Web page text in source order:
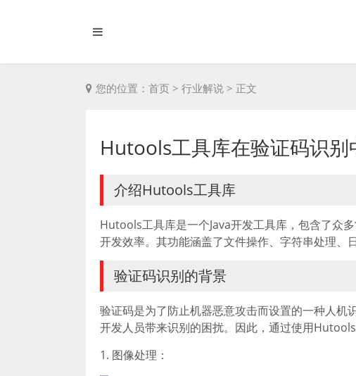
您的位置： 首页 > 行业解说 > 正文
Hutools工具库在验证码识别
介绍Hutools工具库
Hutools工具库是一个Java开发工具库，包含了众
开发效率。其功能涵盖了文件操作、字符串处理、
验证码识别的背景
验证码是为了防止机器恶意攻击而设置的一种人机
开发人员带来识别的困扰。因此，通过使用
1. 图像处理：